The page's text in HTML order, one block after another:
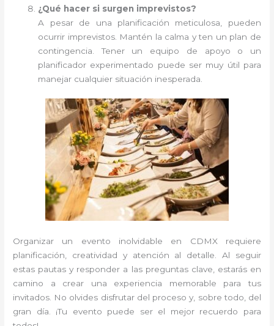
¿Qué hacer si surgen imprevistos?
A pesar de una planificación meticulosa, pueden
ocurrir imprevistos. Mantén la calma y ten un plan de
contingencia. Tener un equipo de apoyo o un
planificador experimentado puede ser muy útil para
manejar cualquier situación inesperada.
Organizar un evento inolvidable en CDMX requiere
planificación, creatividad y atención al detalle. Al seguir
estas pautas y responder a las preguntas clave, estarás en
camino a crear una experiencia memorable para tus
invitados. No olvides disfrutar del proceso y, sobre todo, del
gran día. ¡Tu evento puede ser el mejor recuerdo para